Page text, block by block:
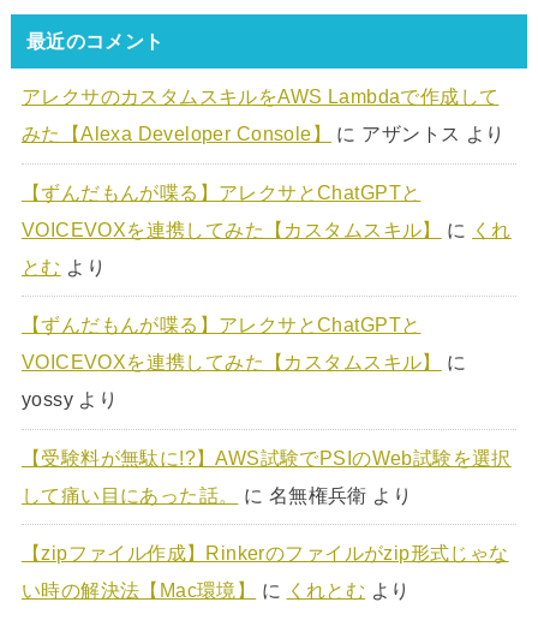
最近のコメント
アレクサのカスタムスキルをAWS Lambdaで作成して
みた【Alexa Developer Console】
に アザントス より
【ずんだもんが喋る】アレクサとChatGPTと
VOICEVOXを連携してみた【カスタムスキル】
に
くれ
とむ より
【ずんだもんが喋る】アレクサとChatGPTと
VOICEVOXを連携してみた【カスタムスキル】
に
yossyより
【受験料が無駄に!?】AWS試験でPSIのWeb試験を選択
して痛い目にあった話。
に 名無権兵衛 より
【zipファイル作成】Rinkerのファイルがzip形式じゃな
い時の解決法【Mac環境】
に くれとむ より